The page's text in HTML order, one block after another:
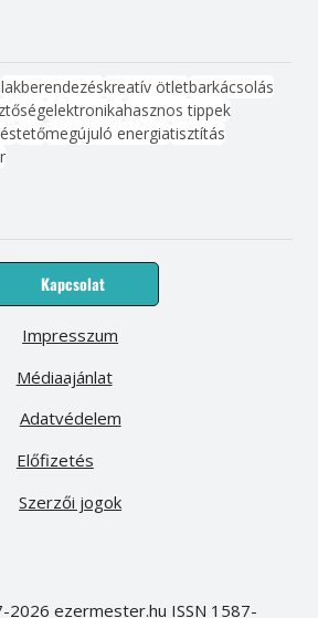
lakberendezéskreatív ötletbarkácsolás
elektronikahasznos tippek
tetőmegújuló energiatisztítás
Kapcsolat
Médiaajánlat
Előfizetés
Impresszum
Adatvédelem
Szerzői jogok
ezermester.hu ISSN 1587-